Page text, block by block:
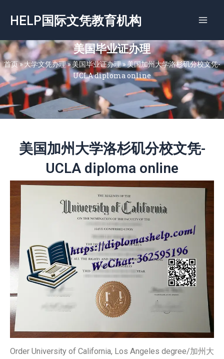
容
HELP国际文凭教育机构
美国毕业证办理
首页»大学文凭办理»美国毕业证办理»美国加州大学洛杉矶分校文凭-
UCLA diploma online
美国加州大学洛杉矶分校文凭-
UCLA diploma online
Order University of California, Los Angeles degree/加州大